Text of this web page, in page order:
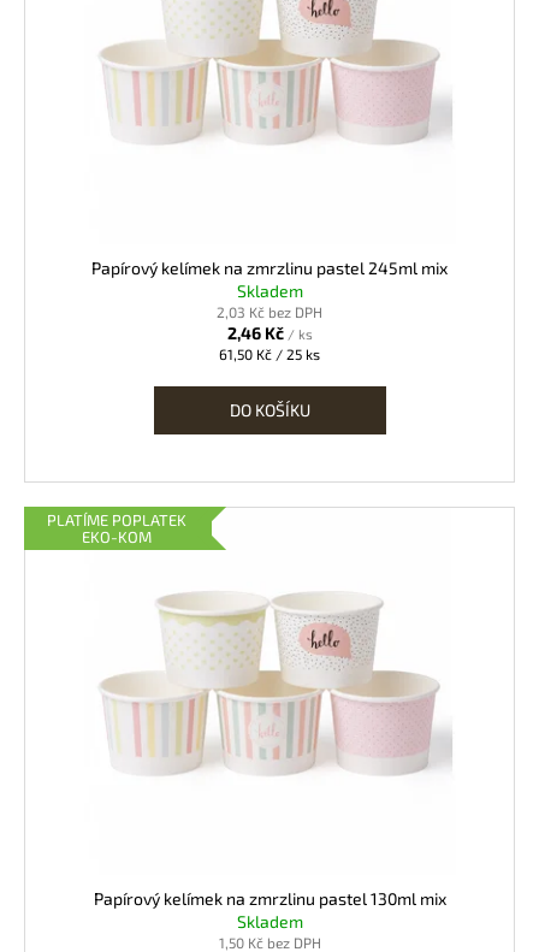
Papírový kelímek na zmrzlinu pastel 245ml mix
Skladem
2,03 Kč bez DPH
2,46 Kč / ks
Měrná
61,50 Kč / 25 ks
DO KOŠÍKU
PLATÍME POPLATEK
EKO-KOM
Papírový kelímek na zmrzlinu pastel 130ml mix
Skladem
1,50 Kč bez DPH